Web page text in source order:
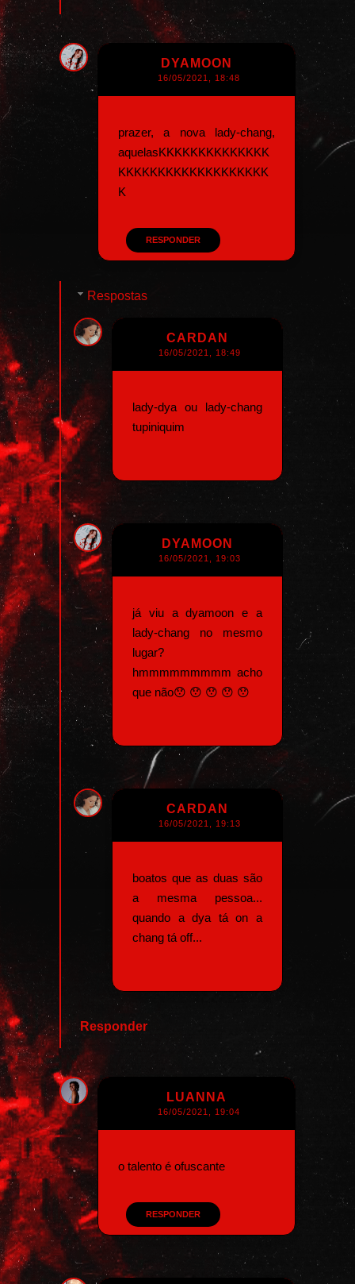
DYAMOON
16/05/2021, 18:48
prazer, a nova lady-chang,
aquelasKKKKKKKKKKKKKK
KKKKKKKKKKKKKKKKKKK
K
RESPONDER
Respostas
CARDAN
16/05/2021, 18:49
lady-dya ou lady-chang
tupiniquim
DYAMOON
16/05/2021, 19:03
já viu a dyamoon e a
lady-chang no mesmo
lugar?
hmmmmmmmmm acho
que não😯 😯 😯 😯 😯
CARDAN
16/05/2021, 19:13
boatos que as duas são
a mesma pessoa...
quando a dya tá on a
chang tá off...
Responder
LUANNA
16/05/2021, 19:04
o talento é ofuscante
RESPONDER